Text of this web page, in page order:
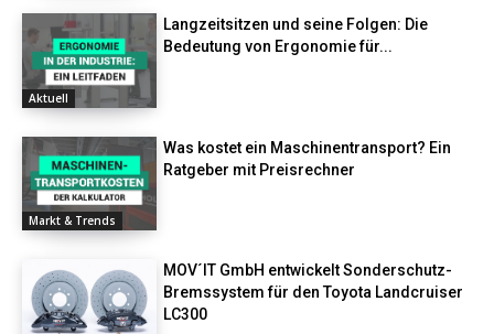
Aktuell
Langzeitsitzen und seine Folgen: Die
Bedeutung von Ergonomie für...
Markt & Trends
Was kostet ein Maschinentransport? Ein
Ratgeber mit Preisrechner
MOV´IT GmbH entwickelt Sonderschutz-
Bremssystem für den Toyota Landcruiser
LC300